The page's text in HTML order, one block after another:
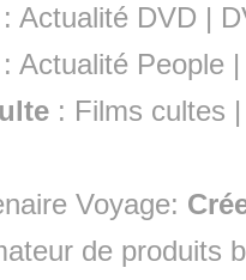
: Actualité DVD |
:Actualité People
: Films cultes
Voyage:
de produits